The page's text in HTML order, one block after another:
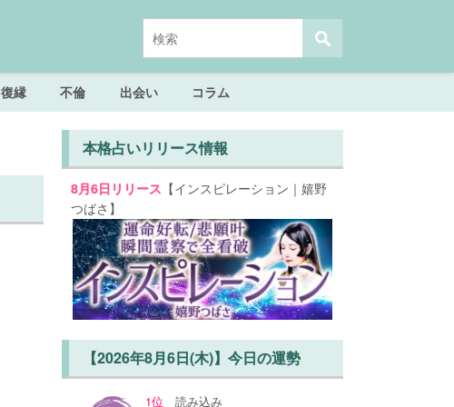
復縁 不倫 出会い コラム
本格占いリリース情報
8月6日リリース 【インスピレーション｜嬉野
つばさ】
【2026年8月6日(木)】今日の運勢
1位読み込み